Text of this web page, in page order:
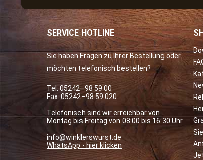
SERVICE HOTLINE
Sie haben Fragen zu Ihrer Bestellung oder
möchten telefonisch bestellen?
Tel:05242–98 59 00
Fax: 05242–98 59 020
Telefonisch sind wir erreichbar von
Montag bis Freitag von 08:00 bis 16:30 Uhr
info@winklerswurst.de
WhatsApp - hier klicken